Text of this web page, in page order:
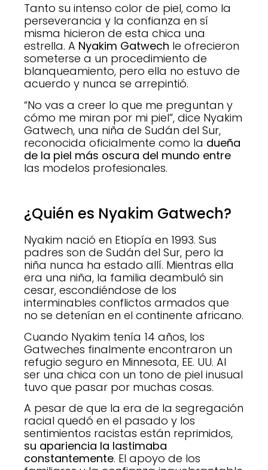
Tanto su intenso color de piel, como la
perseverancia y la confianza en sí
misma hicieron de esta chica una
estrella. A Nyakim Gatwech le ofrecieron
someterse a un procedimiento de
blanqueamiento, pero ella no estuvo de
acuerdo y nunca se arrepintió.
“No vas a creer lo que me preguntan y
cómo me miran por mi piel”, dice Nyakim
Gatwech, una niña de Sudán del Sur,
reconocida oficialmente como la dueña
de la piel más oscura del mundo entre
las modelos profesionales.
¿Quién es Nyakim Gatwech?
Nyakim nació en Etiopía en 1993. Sus
padres son de Sudán del Sur, pero la
niña nunca ha estado allí. Mientras ella
era una niña, la familia deambuló sin
cesar, escondiéndose de los
interminables conflictos armados que
no se detenían en el continente africano.
Cuando Nyakim tenía 14 años, los
Gatweches finalmente encontraron un
refugio seguro en Minnesota, EE. UU. Al
ser una chica con un tono de piel inusual
tuvo que pasar por muchas cosas.
A pesar de que la era de la segregación
racial quedó en el pasado y los
sentimientos racistas están reprimidos,
su apariencia la lastimaba
constantemente. El apoyo de los